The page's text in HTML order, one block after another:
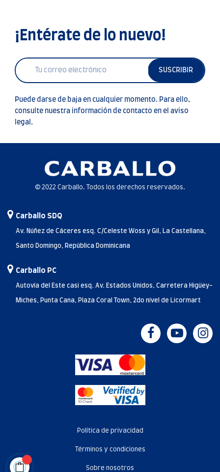
¡Entérate de lo nuevo!
SUSCRIBIR
Puede darse de baja en cualquier momento. Para ello,
consulte nuestra información de contacto en el aviso
legal.
© 2022 Carballo. Todos los derechos reservados.
Carballo SDQ
Av. Núñez de Cáceres esq. C/Celeste Woss y Gil, La Castellana,
Santo Domingo, República Dominicana
Carballo PC
Autovía del Este casi esq. Av. Estados Unidos, Carretera Higüey-
Miches, Punta Cana, Plaza Coral Town, 2do nivel de Licormart
Política de privacidad
Términos y condiciones
Sobre nosotros